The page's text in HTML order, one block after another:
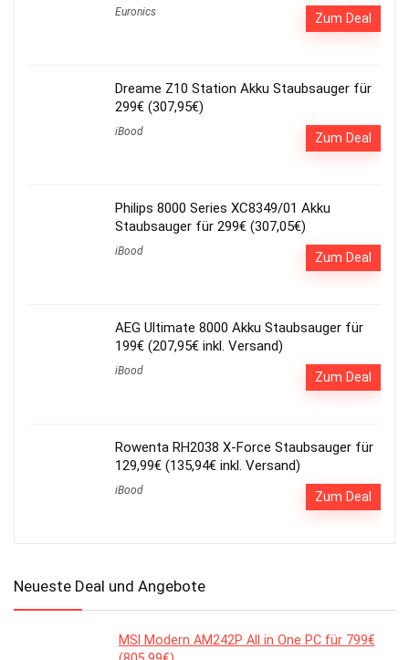
Euronics Zum Deal
Dreame Z10 Station Akku Staubsauger für
299€ (307,95€)
iBood Zum Deal
Philips 8000 Series XC8349/01 Akku
Staubsauger für 299€ (307,05€)
iBood Zum Deal
AEG Ultimate 8000 Akku Staubsauger für
199€ (207,95€ inkl. Versand)
iBood Zum Deal
Rowenta RH2038 X-Force Staubsauger für
129,99€ (135,94€ inkl. Versand)
iBood Zum Deal
Neueste Deal und Angebote
MSI Modern AM242P All in One PC für 799€